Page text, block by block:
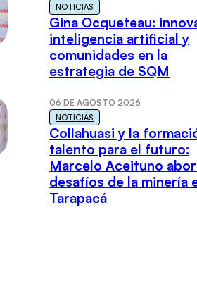
NOTICIAS
Gina Ocqueteau:
inteligencia artificial y
comunidades en la
estrategia de SQM
06 DE AGOSTO 2026
NOTICIAS
Collahuasi y la
talento para el futuro:
Marcelo Aceituno
desafíos de la minería
Tarapacá